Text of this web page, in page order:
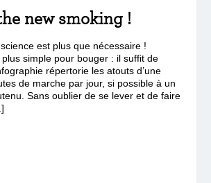
new smoking !
est plus que nécessaire !
simple pour bouger : il suffit de
répertorie les atouts d’une
de marche par jour, si possible à un
Sans oublier de se lever et de faire